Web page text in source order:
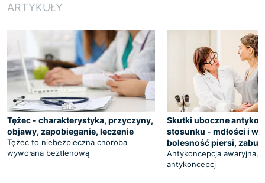
ARTYKUŁY
Tężec - charakterystyka, przyczyny,
objawy, zapobieganie, leczenie
Tężec to niebezpieczna choroba
wywołana beztlenową
Skutki uboczne
stosunku - mdłości i
bolesność piersi,
Antykoncepcja awaryjna,
antykoncepcj